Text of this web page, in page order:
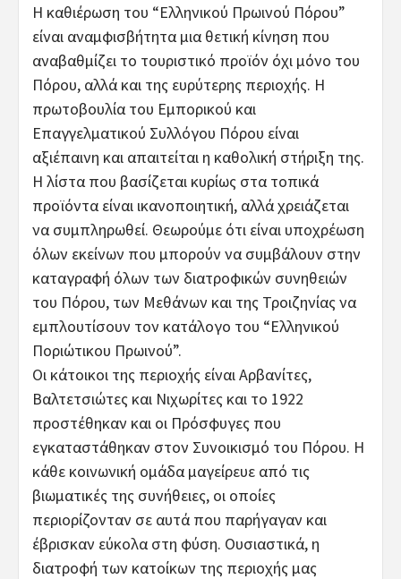
Η καθιέρωση του “Ελληνικού Πρωινού Πόρου”
είναι αναμφισβήτητα μια θετική κίνηση που
αναβαθμίζει το τουριστικό προϊόν όχι μόνο του
Πόρου, αλλά και της ευρύτερης περιοχής. Η
πρωτοβουλία του Εμπορικού και
Επαγγελματικού Συλλόγου Πόρου είναι
αξιέπαινη και απαιτείται η καθολική στήριξη της.
Η λίστα που βασίζεται κυρίως στα τοπικά
προϊόντα είναι ικανοποιητική, αλλά χρειάζεται
να συμπληρωθεί. Θεωρούμε ότι είναι υποχρέωση
όλων εκείνων που μπορούν να συμβάλουν στην
καταγραφή όλων των διατροφικών συνηθειών
του Πόρου, των Μεθάνων και της Τροιζηνίας να
εμπλουτίσουν τον κατάλογο του “Ελληνικού
Ποριώτικου Πρωινού”.
Οι κάτοικοι της περιοχής είναι Αρβανίτες,
Βαλτετσιώτες και Νιχωρίτες και το 1922
προστέθηκαν και οι Πρόσφυγες που
εγκαταστάθηκαν στον Συνοικισμό του Πόρου. Η
κάθε κοινωνική ομάδα μαγείρευε από τις
βιωματικές της συνήθειες, οι οποίες
περιορίζονταν σε αυτά που παρήγαγαν και
έβρισκαν εύκολα στη φύση. Ουσιαστικά, η
διατροφή των κατοίκων της περιοχής μας